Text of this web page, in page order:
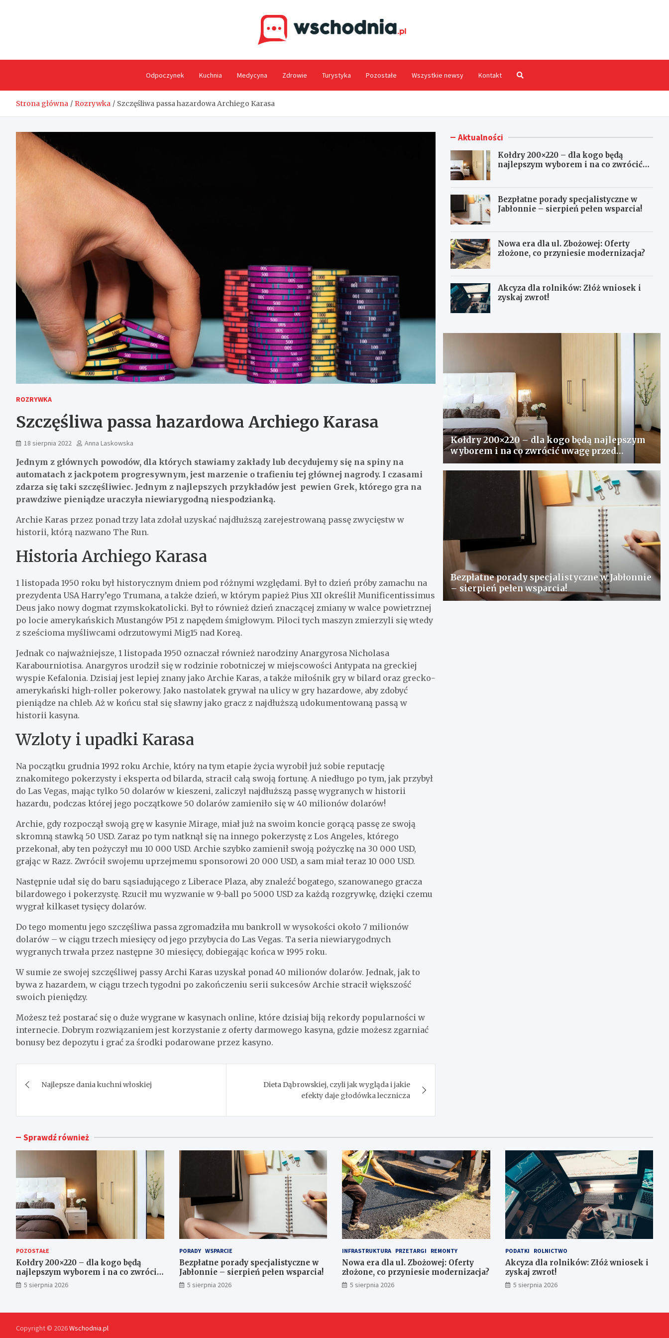
Odpoczynek Kuchnia Medycyna Zdrowie Turystyka Pozostałe Wszystkie newsy Kontakt
Strona główna Rozrywka Szczęśliwa passa hazardowa Archiego Karasa
ROZRYWKA
Szczęśliwa passa hazardowa Archiego Karasa
18 sierpnia 2022 Anna Laskowska
Jednym z głównych powodów, dla których stawiamy zakłady lub decydujemy się na spiny na
automatach z jackpotem progresywnym, jest marzenie o trafieniu tej głównej nagrody. I czasami
zdarza się taki szczęśliwiec. Jednym z najlepszych przykładów jest pewien Grek, którego gra na
prawdziwe pieniądze uraczyła niewiarygodną niespodzianką.
Archie Karas przez ponad trzy lata zdołał uzyskać najdłuższą zarejestrowaną passę zwycięstw w
historii, którą nazwano The Run.
Historia Archiego Karasa
1 listopada 1950 roku był historycznym dniem pod różnymi względami. Był to dzień próby zamachu na
prezydenta USA Harry’ego Trumana, a także dzień, w którym papież Pius XII określił Munificentissimus
Deus jako nowy dogmat rzymskokatolicki. Był to również dzień znaczącej zmiany w walce powietrznej
po locie amerykańskich Mustangów P51 z napędem śmigłowym. Piloci tych maszyn zmierzyli się wtedy
z sześcioma myśliwcami odrzutowymi Mig15 nad Koreą.
Jednak co najważniejsze, 1 listopada 1950 oznaczał również narodziny Anargyrosa Nicholasa
Karabourniotisa. Anargyros urodził się w rodzinie robotniczej w miejscowości Antypata na greckiej
wyspie Kefalonia. Dzisiaj jest lepiej znany jako Archie Karas, a także miłośnik gry w bilard oraz grecko-
amerykański high-roller pokerowy. Jako nastolatek grywał na ulicy w gry hazardowe, aby zdobyć
pieniądze na chleb. Aż w końcu stał się sławny jako gracz z najdłuższą udokumentowaną passą w
historii kasyna.
Wzloty i upadki Karasa
Na początku grudnia 1992 roku Archie, który na tym etapie życia wyrobił już sobie reputację
znakomitego pokerzysty i eksperta od bilarda, stracił całą swoją fortunę. A niedługo po tym, jak przybył
do Las Vegas, mając tylko 50 dolarów w kieszeni, zaliczył najdłuższą passę wygranych w historii
hazardu, podczas której jego początkowe 50 dolarów zamieniło się w 40 milionów dolarów!
Archie, gdy rozpoczął swoją grę w kasynie Mirage, miał już na swoim koncie gorącą passę ze swoją
skromną stawką 50 USD. Zaraz po tym natknął się na innego pokerzystę z Los Angeles, którego
przekonał, aby ten pożyczył mu 10 000 USD. Archie szybko zamienił swoją pożyczkę na 30 000 USD,
grając w Razz. Zwrócił swojemu uprzejmemu sponsorowi 20 000 USD, a sam miał teraz 10 000 USD.
Następnie udał się do baru sąsiadującego z Liberace Plaza, aby znaleźć bogatego, szanowanego gracza
bilardowego i pokerzystę. Rzucił mu wyzwanie w 9-ball po 5000 USD za każdą rozgrywkę, dzięki czemu
wygrał kilkaset tysięcy dolarów.
Do tego momentu jego szczęśliwa passa zgromadziła mu bankroll w wysokości około 7 milionów
dolarów – w ciągu trzech miesięcy od jego przybycia do Las Vegas. Ta seria niewiarygodnych
wygranych trwała przez następne 30 miesięcy, dobiegając końca w 1995 roku.
W sumie ze swojej szczęśliwej passy Archi Karas uzyskał ponad 40 milionów dolarów. Jednak, jak to
bywa z hazardem, w ciągu trzech tygodni po zakończeniu serii sukcesów Archie stracił większość
swoich pieniędzy.
Możesz też postarać się o duże wygrane w kasynach online, które dzisiaj biją rekordy popularności w
internecie. Dobrym rozwiązaniem jest korzystanie z oferty darmowego kasyna, gdzie możesz zgarniać
bonusy bez depozytu i grać za środki podarowane przez kasyno.
wpisu
Najlepsze dania kuchni włoskiej
Dieta Dąbrowskiej, czyli jak wygląda i jakie
efekty daje głodówka lecznicza
Aktualności
Kołdry 200×220 – dla kogo będą
najlepszym wyborem i na co zwrócić
Bezpłatne porady specjalistyczne w
Jabłonnie – sierpień pełen wsparcia!
Nowa era dla ul. Zbożowej: Oferty
złożone, co przyniesie modernizacja?
Akcyza dla rolników: Złóż wniosek i
zyskaj zwrot!
Kołdry 200×220 – dla kogo będą najlepszym
wyborem i na co zwrócić uwagę przed
zakupem?
Bezpłatne porady specjalistyczne w Jabłonnie
– sierpień pełen wsparcia!
Sprawdź również
POZOSTAŁE
Kołdry 200×220 – dla kogo będą
najlepszym wyborem i na co zwrócić
uwagę przed zakupem?
5 sierpnia 2026
PORADY WSPARCIE
Bezpłatne porady specjalistyczne w
Jabłonnie – sierpień pełen wsparcia!
5 sierpnia 2026
INFRASTRUKTURA PRZETARGI REMONTY
Nowa era dla ul. Zbożowej: Oferty
złożone, co przyniesie modernizacja?
5 sierpnia 2026
PODATKI ROLNICTWO
Akcyza dla rolników: Złóż wniosek i
zyskaj zwrot!
5 sierpnia 2026
Copyright © 2026Wschodnia.pl